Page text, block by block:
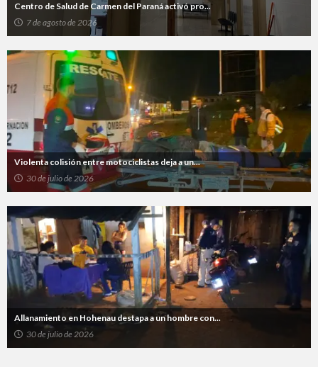
Centro de Salud de Carmen del Paraná activó pro...
7 de agosto de 2026
Violenta colisión entre motociclistas deja a un...
30 de julio de 2026
Allanamiento en Hohenau destapa a un hombre con...
30 de julio de 2026